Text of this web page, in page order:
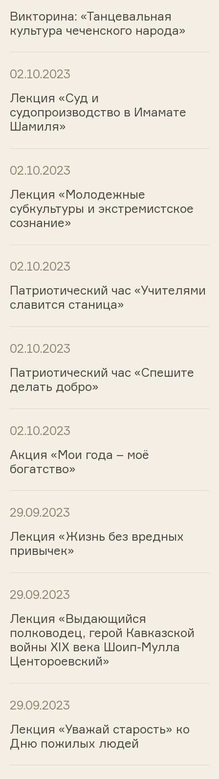
Викторина: «Танцевальная
культура чеченского народа»
02.10.2023
Лекция «Суд и
судопроизводство в Имамате
Шамиля»
02.10.2023
Лекция «Молодежные
субкультуры и экстремистское
сознание»
02.10.2023
Патриотический час «Учителями
славится станица»
02.10.2023
Патриотический час «Спешите
делать добро»
02.10.2023
Акция «Мои года – моё
богатство»
29.09.2023
Лекция «Жизнь без вредных
привычек»
29.09.2023
Лекция «Выдающийся
полководец, герой Кавказской
войны XIX века Шоип-Мулла
Центороевский»
29.09.2023
Лекция «Уважай старость» ко
Дню пожилых людей